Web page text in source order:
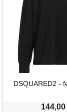
DSQUARED2 -
144,00